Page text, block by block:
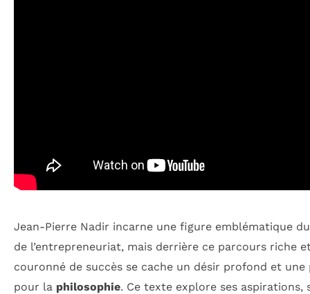
Jean-Pierre Nadir incarne une figure emblématique
de l’entrepreneuriat, mais derrière ce parcours riche
couronné de succès se cache un désir profond et une
pour la philosophie. Ce texte explore ses aspirations,